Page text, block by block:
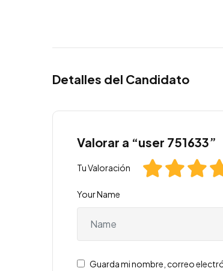
Detalles del Candidato
Valorar a “user 751633”
Tu Valoración
Your Name
Guarda mi nombre, correo